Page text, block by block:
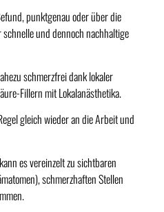
punktgenau oder über die
und dennoch nachhaltige
schmerzfrei dank lokaler
Fillern mit Lokalanästhetika.
gleich wieder an die Arbeit und
es vereinzelt zu sichtbaren
schmerzhaften Stellen